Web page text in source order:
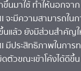
นมาใช้ ทำให้นอกจาก
จะมีความสามารถใน
แล้ว ยังมีส่วนสำคัญใ
มีประสิทธิภาพในการ
ตัวขณะเข้าโค้งได้ดีขึ้น